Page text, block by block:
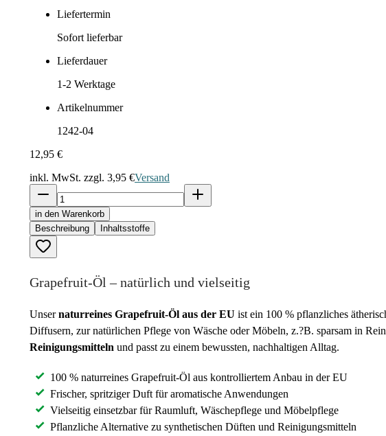
Liefertermin
Sofort lieferbar
Lieferdauer
1-2 Werktage
Artikelnummer
1242-04
12,95 €
inkl. MwSt. zzgl. 3,95 €Versand
in den Warenkorb
Beschreibung
Inhaltsstoffe
Grapefruit-Öl – natürlich und vielseitig
Unsernaturreines Grapefruit-Öl aus der EU ist ein 100 % pflanzliches
Diffusern, zur natürlichen Pflege von Wäsche oder Möbeln, z.?B. sparsam in
Reinigungsmitteln und passt zu einem bewussten, nachhaltigen Alltag.
100 % naturreines Grapefruit-Öl aus kontrolliertem Anbau in der EU
Frischer, spritziger Duft für aromatische Anwendungen
Vielseitig einsetzbar für Raumluft, Wäschepflege und Möbelpflege
Pflanzliche Alternative zu synthetischen Düften und Reinigungsmitteln